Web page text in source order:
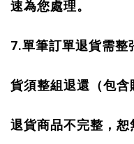
速為您處理。
7.單筆訂單退貨需整
貨須整組退還（包含
退貨商品不完整，恕